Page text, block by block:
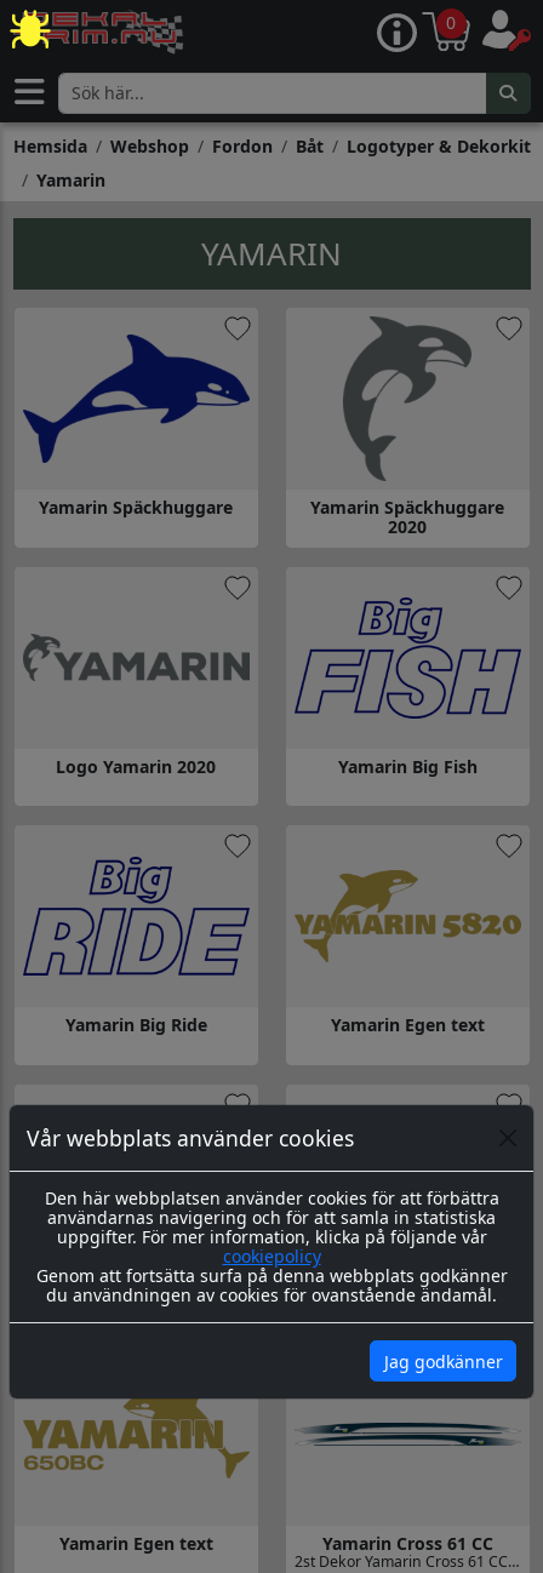
Vår webbplats använder cookies
Den här webbplatsen använder cookies för att förbättra
användarnas navigering och för att samla in statistiska
uppgifter. För mer information, klicka på följande vår
cookiepolicy
Genom att fortsätta surfa på denna webbplats godkänner
du användningen av cookies för ovanstående ändamål.
Jag godkänner
0
Hemsida Webshop Fordon Båt
Logotyper & Dekorkit
Yamarin
YAMARIN
Yamarin Späckhuggare
Yamarin Späckhuggare
2020
Logo Yamarin 2020 Yamarin Big Fish
Yamarin Big Ride Yamarin Egen text
Yamarin Egen text Yamarin Egen text
Yamarin Egen text Yamarin Cross 61 CC
2st Dekor Yamarin Cross 61 CC 5870x300mm